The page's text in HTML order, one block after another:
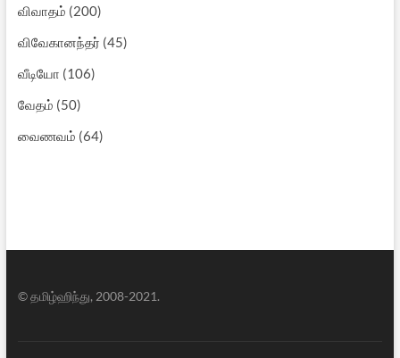
விவாதம் (200)
விவேகானந்தர் (45)
வீடியோ (106)
வேதம் (50)
வைணவம் (64)
© தமிழ்ஹிந்து, 2008-2021.